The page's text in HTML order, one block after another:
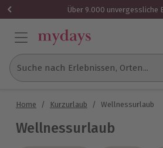
Über 9.000 unvergessliche
Suche nach Erlebnissen, Orten...
Home / Kurzurlaub / Wellnessurlaub
Wellnessurlaub